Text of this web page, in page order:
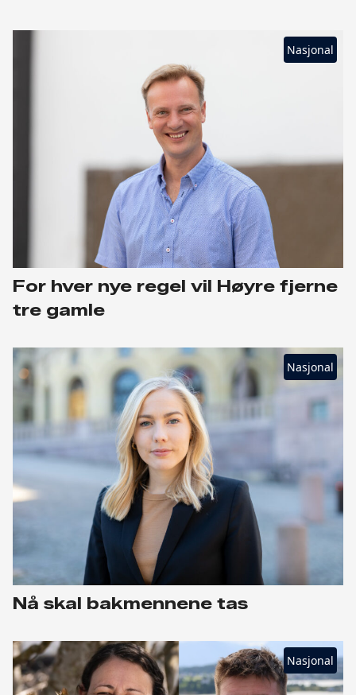
Nasjonal
For hver nye regel vil Høyre fjerne
tre gamle
Nasjonal
Nå skal bakmennene tas
Nasjonal